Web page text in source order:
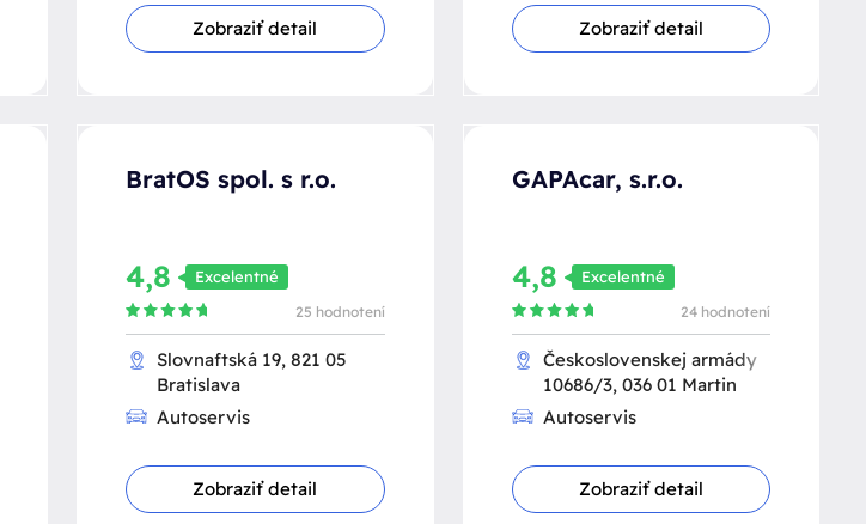
Zobraziť detail Zobraziť detail
BratOS spol. s r.o.
4,8 Excelentné
25 hodnotení
Slovnaftská 19, 821 05
Bratislava
Autoservis
Zobraziť detail
GAPAcar, s.r.o.
4,8 Excelentné
24 hodnotení
Československej armády
10686/3, 036 01 Martin
Autoservis
Zobraziť detail